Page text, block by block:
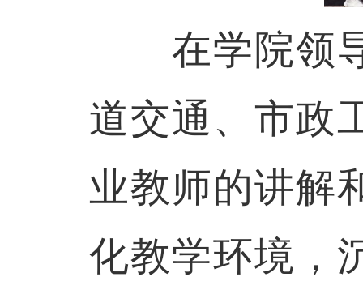
在学院领导
道交通、市政
业教师的讲解
化教学环境，